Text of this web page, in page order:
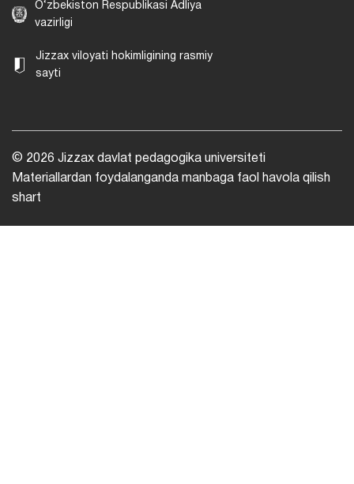
O‘zbekiston Respublikasi Adliya
vazirligi
Jizzax viloyati hokimligining rasmiy
sayti
© 2026 Jizzax davlat pedagogika universiteti
Materiallardan foydalanganda manbaga faol havola qilish
shart